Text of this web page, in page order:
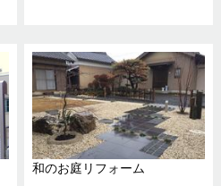
和のお庭リフォーム